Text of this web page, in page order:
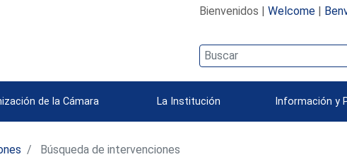
Bienvenidos | Welcome|
de la Cámara La Institución Información y
Búsqueda de intervenciones